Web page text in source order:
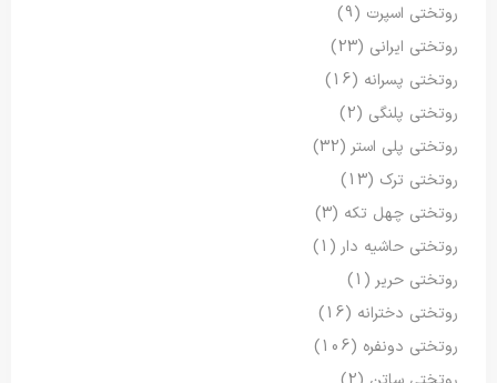
روتختی اسپرت (9)
روتختی ایرانی (23)
روتختی پسرانه (16)
روتختی پلنگی (2)
روتختی پلی استر (32)
روتختی ترک (13)
روتختی چهل تکه (3)
روتختی حاشیه دار (1)
روتختی حریر (1)
روتختی دخترانه (16)
روتختی دونفره (106)